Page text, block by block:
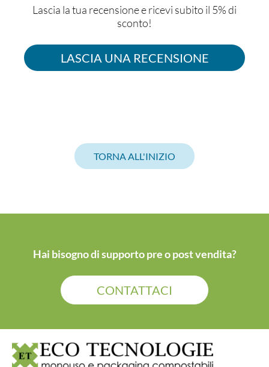
Lascia la tua recensione e ricevi subito il 5% di
sconto!
LASCIA UNA RECENSIONE
TORNA ALL'INIZIO
Hai bisogno di supporto pre o post vendita?
CONTATTACI